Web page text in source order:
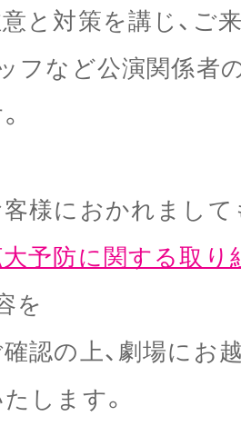
と対策を講じ、ご
フなど公演関係者
様におかれまして
予防に関する取
を
認の上、劇場にお
します。